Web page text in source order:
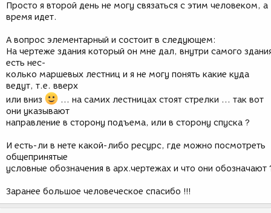
Просто я второй день не могу связаться с этим человеком, а
время идет.
А вопрос элементарный и состоит в следующем:
На чертеже здания который он мне дал, внутри самого
есть нес-
колько маршевых лестниц и я не могу понять какие куда
ведут, т.е. вверх
или вниз
... на самих лестницах стоят стрелки ... так вот
они указывают
направление в сторону подъема, или в сторону спуска ?
И есть-ли в нете какой-либо ресурс, где можно посмотреть
общепринятые
условные обозначения в арх.чертежах и что они обозначают
Заранее большое человеческое спасибо !!!